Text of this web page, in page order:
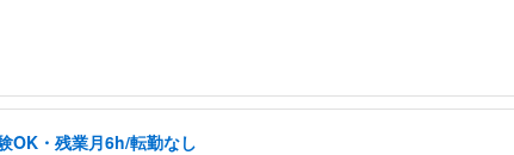
OK・残業月6h/転勤なし